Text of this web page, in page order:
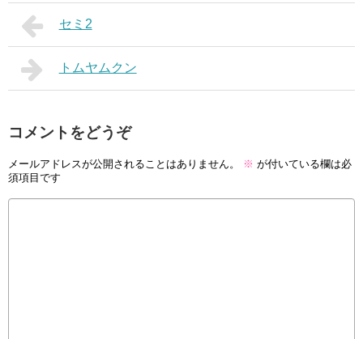
セミ2
トムヤムクン
コメントをどうぞ
メールアドレスが公開されることはありません。 ※ が付いている欄は必
須項目です